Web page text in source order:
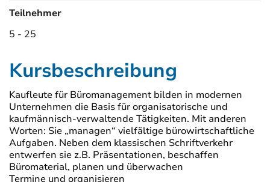
Teilnehmer
5 - 25
Kursbeschreibung
Kaufleute für Büromanagement bilden in modernen
Unternehmen die Basis für organisatorische und
kaufmännisch-verwaltende Tätigkeiten. Mit anderen
Worten: Sie „managen“ vielfältige bürowirtschaftliche
Aufgaben. Neben dem klassischen Schriftverkehr
entwerfen sie z.B. Präsentationen, beschaffen
Büromaterial, planen und überwachen
Termine und organisieren